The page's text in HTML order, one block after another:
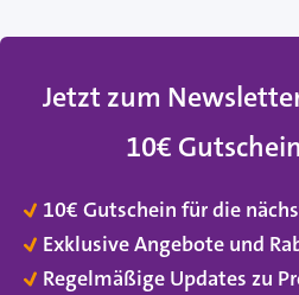
Jetzt zum
10€
10€ Gutschein für die
Exklusive Angebote und
Regelmäßige Updates zu